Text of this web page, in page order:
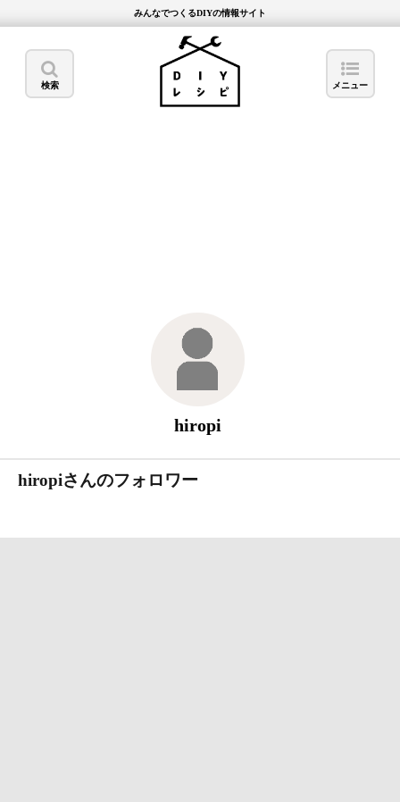
みんなでつくるDIYの情報サイト
検索 メニュー
hiropi
hiropiさんのフォロワー